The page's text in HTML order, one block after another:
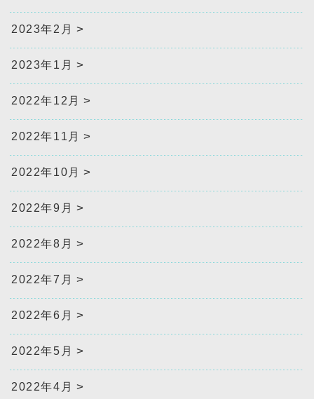
2023年2月
2023年1月
2022年12月
2022年11月
2022年10月
2022年9月
2022年8月
2022年7月
2022年6月
2022年5月
2022年4月